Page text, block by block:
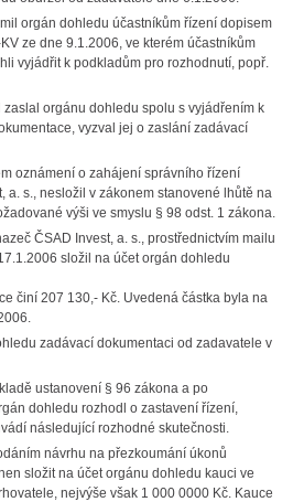
orgán dohledu účastníkům řízení dopisem
ze dne 9.1.2006, ve kterém účastníkům
vyjádřit k podkladům pro rozhodnutí, popř.
orgánu dohledu spolu s vyjádřením k
vyzval jej o zaslání zadávací
oznámení o zahájení správního řízení
a. s., nesložil v zákonem stanovené lhůtě na
výši ve smyslu § 98 odst. 1 zákona.
ČSAD Invest, a. s., prostřednictvím mailu
složil na účet orgán dohledu
činí 207 130,- Kč. Uvedená částka byla na
zadávací dokumentaci od zadavatele v
ustanovení § 96 zákona a po
dohledu rozhodl o zastavení řízení,
následující rozhodné skutečnosti.
návrhu na přezkoumání úkonů
složit na účet orgánu dohledu kauci ve
nejvýše však 1 000 0000 Kč. Kauce